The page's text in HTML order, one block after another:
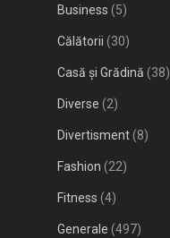
Business (5)
Călătorii (30)
Casă și Grădină (38)
Diverse (2)
Divertisment(8)
Fashion (22)
Fitness (4)
Generale (497)